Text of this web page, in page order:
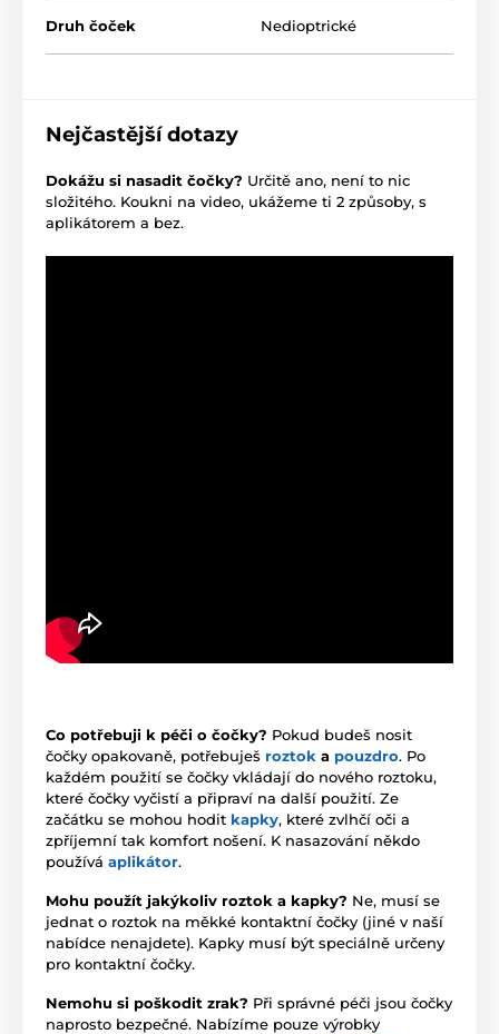
Druh čoček Nedioptrické
Nejčastější dotazy
Dokážu si nasadit čočky? Určitě ano, není to nic
složitého. Koukni na video, ukážeme ti 2 způsoby, s
aplikátorem a bez.
Co potřebuji k péči o čočky? Pokud budeš nosit
čočky opakovaně, potřebuješ roztok a pouzdro. Po
každém použití se čočky vkládají do nového roztoku,
které čočky vyčistí a připraví na další použití. Ze
začátku se mohou hodit kapky, které zvlhčí oči a
zpříjemní tak komfort nošení. K nasazování někdo
používá aplikátor.
Mohu použít jakýkoliv roztok a kapky? Ne, musí se
jednat o roztok na měkké kontaktní čočky (jiné v naší
nabídce nenajdete). Kapky musí být speciálně určeny
pro kontaktní čočky.
Nemohu si poškodit zrak? Při správné péči jsou čočky
naprosto bezpečné. Nabízíme pouze výrobky